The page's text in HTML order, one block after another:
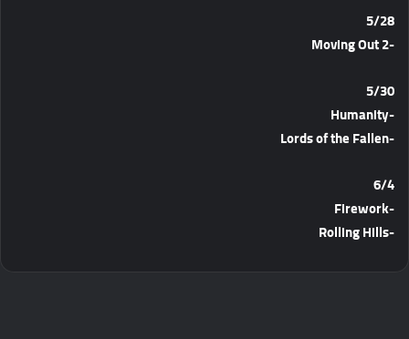
5/28
-Moving Out 2
5/30
-Humanity
-Lords of the Fallen
6/4
-Firework
-Rolling Hills